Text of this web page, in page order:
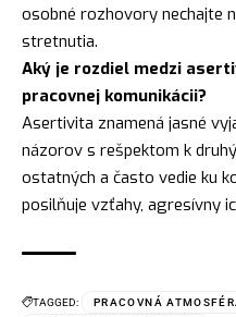
osobné rozhovory nechajte
stretnutia.
Aký je rozdiel medzi
pracovnej komunikácii?
Asertivita znamená jasné
názorov s rešpektom k
ostatných a často vedie ku
posilňuje vzťahy, agresívny
TAGGED: PRACOVNÁ